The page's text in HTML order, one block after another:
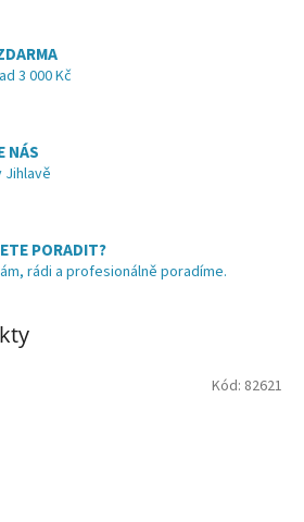
3 000 Kč
NÁS
Jihlavě
PORADIT?
rádi a profesionálně poradíme.
Kód: 82621